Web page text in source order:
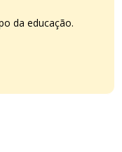
da educação.